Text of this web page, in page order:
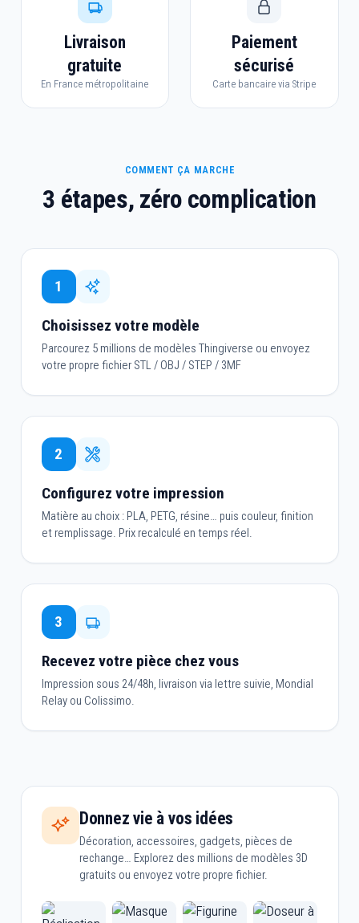
Livraison
gratuite
En France métropolitaine
Paiement
sécurisé
Carte bancaire via Stripe
COMMENT ÇA MARCHE
3 étapes, zéro complication
1
Choisissez votre modèle
Parcourez 5 millions de modèles Thingiverse ou envoyez
votre propre fichier STL / OBJ / STEP / 3MF
2
Configurez votre impression
Matière au choix : PLA, PETG, résine… puis couleur, finition
et remplissage. Prix recalculé en temps réel.
3
Recevez votre pièce chez vous
Impression sous 24/48h, livraison via lettre suivie, Mondial
Relay ou Colissimo.
Donnez vie à vos idées
Décoration, accessoires, gadgets, pièces de
rechange… Explorez des millions de modèles 3D
gratuits ou envoyez votre propre fichier.